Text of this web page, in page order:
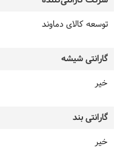
توسعه کالای دماوند
گارانتی شیشه
خیر
گارانتی بند
خیر